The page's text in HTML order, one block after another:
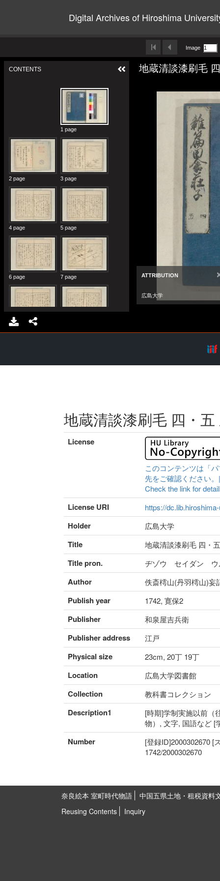
Digital Archives of Hiroshima
地蔵清談漆刷毛 四・
License
このコンテンツは「
先をご確認ください
Check the link for
License URI https://
Holder 広島大学
Title 地蔵清談漆刷毛 四・
Title pron. ヂゾウ セイダン ウ
Author 佚斎樗山(丹羽樗山)
Publish year 1742, 寛保2
Publisher 和泉屋吉兵衛
Publisher address 江戸
Physical size 23cm, 20丁 19丁
Location 広島大学図書館
Collection 教科書コレクション
Description1
[時期]学制実施以前（
物）, 文字, 国語など [
Number
[登録ID]2000302670 [
1742/2000302670
奈良絵本 室町時代物語
中国五県土地・租税資料
Reusing Contents
Inquiry